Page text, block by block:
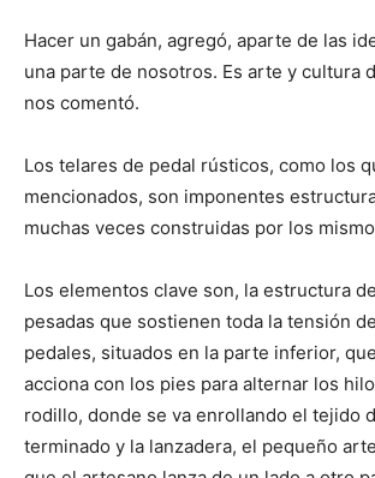
Hacer un gabán, agregó, aparte de las
una parte de nosotros. Es arte y cultura
nos comentó.
Los telares de pedal rústicos, como los
mencionados, son imponentes
muchas veces construidas por los
Los elementos clave son, la estructura
pesadas que sostienen toda la tensión
pedales, situados en la parte inferior,
acciona con los pies para alternar los
rodillo, donde se va enrollando el tejido
terminado y la lanzadera, el pequeño